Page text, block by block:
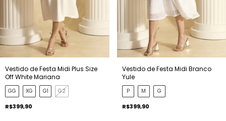
Vestido de Festa Midi Plus Size
Off White Mariana
GG XG G1 G2
R$399,90
Vestido de Festa Midi Branco
Yule
P M G
R$399,90